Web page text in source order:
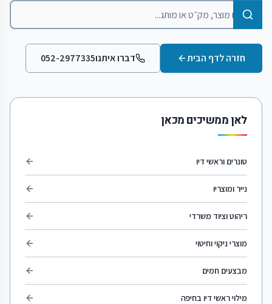
חיפוש מוצרים בקטלוג
חזרה לדף הבית דברו איתנו052-2977335
לאן ממשיכים מכאן
טונרים וראשי דיו
נייר ומוצריו
ריהוט וציוד משרדי
מוצרי ניקוי וחיטוי
מבצעים חמים
מילוי ראשי דיו בחיפה